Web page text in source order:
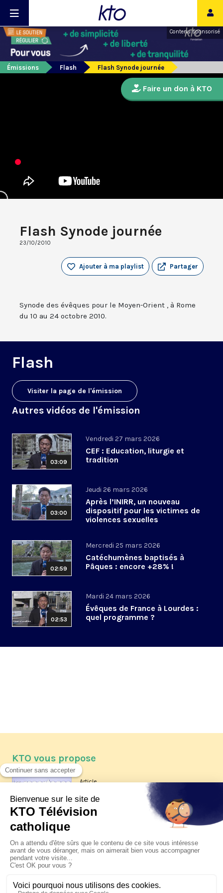
Contenu sponsorisé
Émissions Flash Flash Synode journée
Flash Synode journée
23/10/2010
Partager
Ajouter à ma playlist
Synode des évêques pour le Moyen-Orient , à Rome
du 10 au 24 octobre 2010.
Flash
Visiter la page de l'émission
Autres vidéos de l'émission
03:09
Vendredi 27 mars 2026
CEF : Education, liturgie et
tradition
03:00
Jeudi 26 mars 2026
Après l’INIRR, un nouveau
dispositif pour les victimes de
violences sexuelles
02:59
Mercredi 25 mars 2026
Catéchumènes baptisés à
Pâques : encore +28% !
02:53
Mardi 24 mars 2026
Évêques de France à Lourdes :
quel programme ?
Faire un don à KTO
KTO vous propose
Article
Les reportages d'été 2026 de KTO
La visite pastorale du pape Léon
XIV à Assise à suivre sur KTO le
jeudi 6 août
Le pape en Uruguay, Argentine et